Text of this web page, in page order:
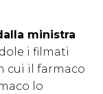
ministra
i filmati
cui il farmaco
lo